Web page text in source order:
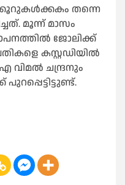
തന്നെ
മൂന്ന് മാസം
ജോലിക്ക്
കസ്റ്റഡിയില്‍
വിമല്‍ ചന്ദ്രനും